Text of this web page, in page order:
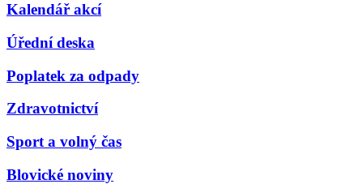
Kalendář akcí
Úřední deska
Poplatek za odpady
Zdravotnictví
Sport a volný čas
Blovické noviny